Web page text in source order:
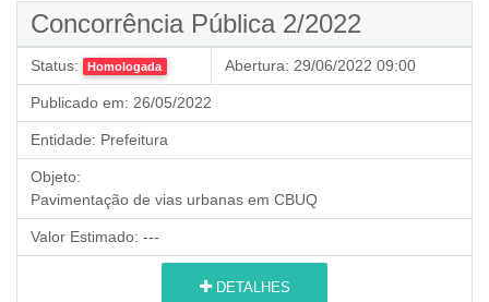
Concorrência Pública 2/2022
Status: Homologada Abertura: 29/06/2022 09:00
Publicado em: 26/05/2022
Entidade: Prefeitura
Objeto:
Pavimentação de vias urbanas em CBUQ
Valor Estimado: ---
DETALHES